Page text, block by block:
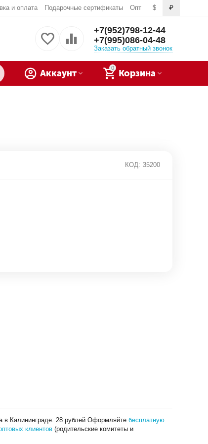
$ ₽
и оплата Подарочные сертификаты Опт
+7(952)798-12-44
+7(995)086-04-48
Заказать обратный звонок
0
Корзина
Аккаунт
КОД: 35200
в Калининграде: 28 рублей Оформляйтебесплатную
клиентов (родительские комитеты и